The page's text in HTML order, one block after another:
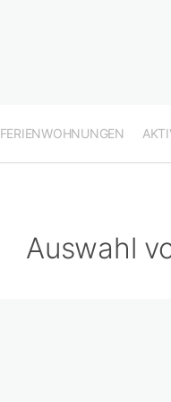
FERIENWOHNUNGEN
Auswahl